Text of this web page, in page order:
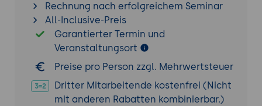
Rechnung nach erfolgreichem Seminar
All-Inclusive-Preis
Garantierter Termin und
Veranstaltungsort
Preise pro Person zzgl. Mehrwertsteuer
Dritter Mitarbeitende kostenfrei (Nicht
mit anderen Rabatten kombinierbar.)